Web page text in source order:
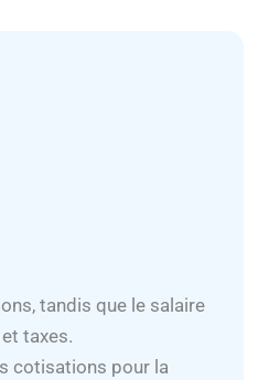
tandis que le salaire
taxes.
cotisations pour la